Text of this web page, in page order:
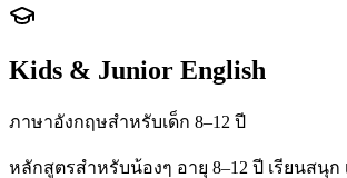
Kids & Junior English
ภาษาอังกฤษสำหรับเด็ก 8–12 ปี
หลักสูตรสำหรับน้องๆ อายุ 8–12 ปี เรียนสนุ